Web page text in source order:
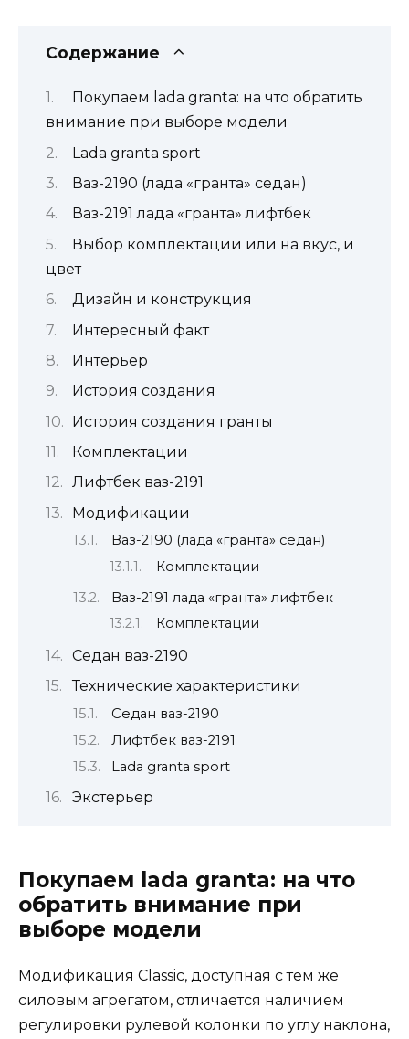
Содержание
Покупаем lada granta: на что обратить
внимание при выборе модели
Lada granta sport
Ваз-2190 (лада «гранта» седан)
Ваз-2191 лада «гранта» лифтбек
Выбор комплектации или на вкус, и
цвет
Дизайн и конструкция
Интересный факт
Интерьер
История создания
История создания гранты
Комплектации
Лифтбек ваз-2191
Модификации
Ваз-2190 (лада «гранта» седан)
Комплектации
Ваз-2191 лада «гранта» лифтбек
Комплектации
Седан ваз-2190
Технические характеристики
Седан ваз-2190
Лифтбек ваз-2191
Lada granta sport
Экстерьер
Покупаем lada granta: на что
обратить внимание при
выборе модели
Модификация Classic, доступная с тем же
силовым агрегатом, отличается наличием
регулировки рулевой колонки по углу наклона,